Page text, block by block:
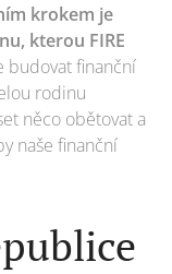
krokem je
kterou FIRE
budovat finanční
rodinu
něco obětovat a
naše finanční